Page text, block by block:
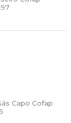
Capo Cofap